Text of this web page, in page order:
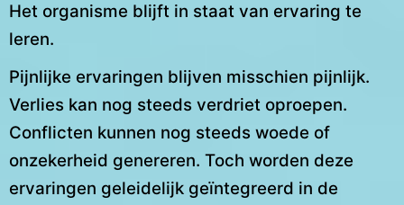
Het organisme blijft in staat van ervaring te
leren.
Pijnlijke ervaringen blijven misschien pijnlijk.
Verlies kan nog steeds verdriet oproepen.
Conflicten kunnen nog steeds woede of
onzekerheid genereren. Toch worden deze
ervaringen geleidelijk geïntegreerd in de